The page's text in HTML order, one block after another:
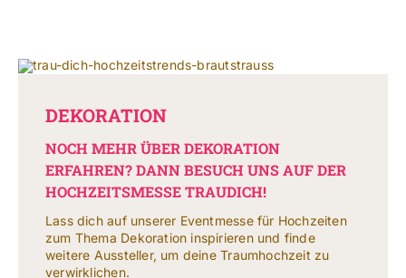
DEKORATION
NOCH MEHR ÜBER DEKORATION
ERFAHREN? DANN BESUCH UNS AUF DER
HOCHZEITSMESSE TRAUDICH!
Lass dich auf unserer Eventmesse für Hochzeiten
zum Thema Dekoration inspirieren und finde
weitere Aussteller, um deine Traumhochzeit zu
verwirklichen.